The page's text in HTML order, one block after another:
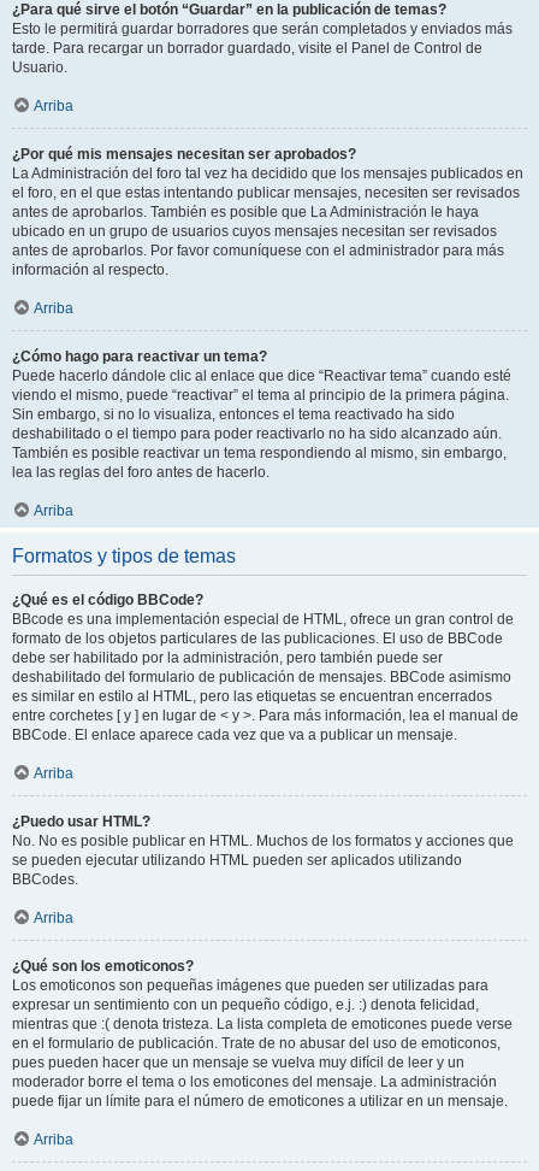
¿Para qué sirve el botón “Guardar” en la publicación de temas?
Esto le permitirá guardar borradores que serán completados y enviados más
tarde. Para recargar un borrador guardado, visite el Panel de Control de
Usuario.
Arriba
¿Por qué mis mensajes necesitan ser aprobados?
La Administración del foro tal vez ha decidido que los mensajes publicados en
el foro, en el que estas intentando publicar mensajes, necesiten ser revisados
antes de aprobarlos. También es posible que La Administración le haya
ubicado en un grupo de usuarios cuyos mensajes necesitan ser revisados
antes de aprobarlos. Por favor comuníquese con el administrador para más
información al respecto.
Arriba
¿Cómo hago para reactivar un tema?
Puede hacerlo dándole clic al enlace que dice “Reactivar tema” cuando esté
viendo el mismo, puede “reactivar” el tema al principio de la primera página.
Sin embargo, si no lo visualiza, entonces el tema reactivado ha sido
deshabilitado o el tiempo para poder reactivarlo no ha sido alcanzado aún.
También es posible reactivar un tema respondiendo al mismo, sin embargo,
lea las reglas del foro antes de hacerlo.
Arriba
Formatos y tipos de temas
¿Qué es el código BBCode?
BBcode es una implementación especial de HTML, ofrece un gran control de
formato de los objetos particulares de las publicaciones. El uso de BBCode
debe ser habilitado por la administración, pero también puede ser
deshabilitado del formulario de publicación de mensajes. BBCode asimismo
es similar en estilo al HTML, pero las etiquetas se encuentran encerrados
entre corchetes [ y ] en lugar de < y >. Para más información, lea el manual de
BBCode. El enlace aparece cada vez que va a publicar un mensaje.
Arriba
¿Puedo usar HTML?
No. No es posible publicar en HTML. Muchos de los formatos y acciones que
se pueden ejecutar utilizando HTML pueden ser aplicados utilizando
BBCodes.
Arriba
¿Qué son los emoticonos?
Los emoticonos son pequeñas imágenes que pueden ser utilizadas para
expresar un sentimiento con un pequeño código, e.j. :) denota felicidad,
mientras que :( denota tristeza. La lista completa de emoticones puede verse
en el formulario de publicación. Trate de no abusar del uso de emoticonos,
pues pueden hacer que un mensaje se vuelva muy difícil de leer y un
moderador borre el tema o los emoticones del mensaje. La administración
puede fijar un límite para el número de emoticones a utilizar en un mensaje.
Arriba